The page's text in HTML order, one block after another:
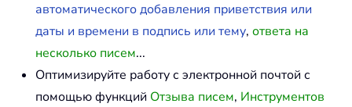
автоматического добавления приветствия или
даты и времени в подпись или тему, ответа на
несколько писем...
Оптимизируйте работу с электронной почтой с
помощью функций Отзыва писем, Инструментов